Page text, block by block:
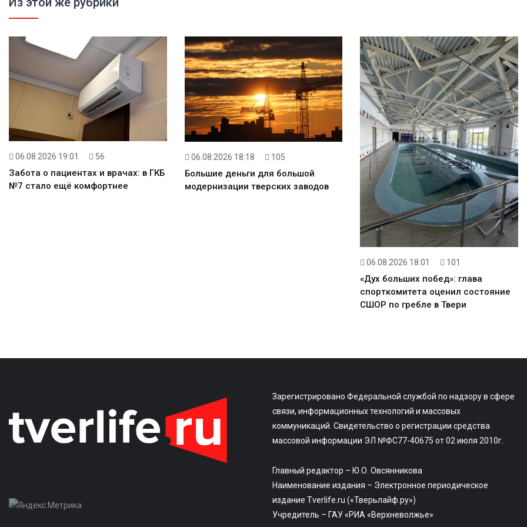
06.08.2026 19:01 56
Забота о пациентах и врачах: в ГКБ
№7 стало ещё комфортнее
06.08.2026 18:18 105
Большие деньги для большой
модернизации тверских заводов
06.08.2026 18:01 101
«Дух больших побед»: глава
спорткомитета оценил состояние
СШОР по гребле в Твери
Зарегистрировано Федеральной службой по надзору в сфере
связи, информационных технологий и массовых
коммуникаций. Свидетельство о регистрации средства
массовой информации ЭЛ №ФС77-40675 от 02 июля 2010г.
Главный редактор – Ю.О. Овсянникова
Наименование издания – Электронное периодическое
издание Tverlife.ru («Тверьлайф.ру»)
Учредитель – ГАУ «РИА «Верхневолжье»